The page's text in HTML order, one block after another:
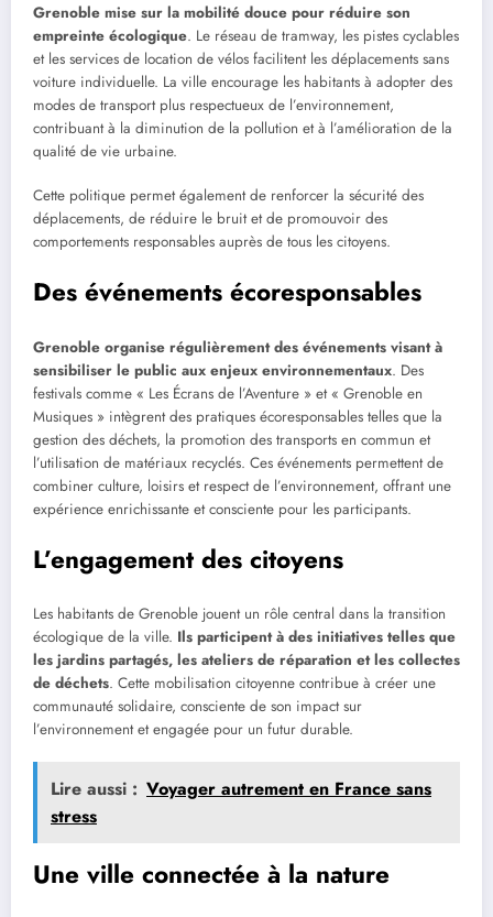
Grenoble mise sur la mobilité douce pour réduire son
empreinte écologique. Le réseau de tramway, les pistes cyclables
et les services de location de vélos facilitent les déplacements sans
voiture individuelle. La ville encourage les habitants à adopter des
modes de transport plus respectueux de l’environnement,
contribuant à la diminution de la pollution et à l’amélioration de la
qualité de vie urbaine.
Cette politique permet également de renforcer la sécurité des
déplacements, de réduire le bruit et de promouvoir des
comportements responsables auprès de tous les citoyens.
Des événements écoresponsables
Grenoble organise régulièrement des événements visant à
sensibiliser le public aux enjeux environnementaux. Des
festivals comme « Les Écrans de l’Aventure » et « Grenoble en
Musiques » intègrent des pratiques écoresponsables telles que la
gestion des déchets, la promotion des transports en commun et
l’utilisation de matériaux recyclés. Ces événements permettent de
combiner culture, loisirs et respect de l’environnement, offrant une
expérience enrichissante et consciente pour les participants.
L’engagement des citoyens
Les habitants de Grenoble jouent un rôle central dans la transition
écologique de la ville. Ils participent à des initiatives telles que
les jardins partagés, les ateliers de réparation et les collectes
de déchets. Cette mobilisation citoyenne contribue à créer une
communauté solidaire, consciente de son impact sur
l’environnement et engagée pour un futur durable.
Lire aussi : Voyager autrement en France sans
stress
Une ville connectée à la nature